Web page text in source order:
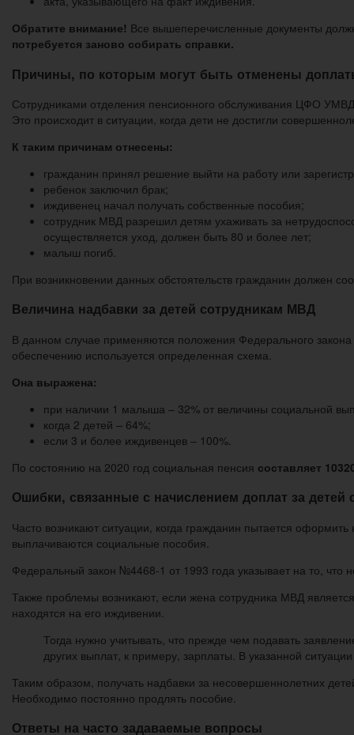
Обратите внимание! Все вышеперечисленные документы
потребуется заново собирать справки.
Причины, по которым могут быть отменены
Сотрудниками отделения пенсионного обслуживания ЦФО
Это происходит в ситуации, когда дети не достигли
К таким причинам отнесены:
гражданин принял решение выйти на работу или
ребенок заключил брак;
иждивенец начал получать собственные пособия;
сотрудник МВД разрешил детям ухаживать за
осуществляется уход, должен быть 80 и более лет;
малыш погиб.
При возникновении данных обстоятельств гражданин должен
Величина надбавки за детей сотрудникам МВД
В данном случае применяются положения Федерального
обеспечению используется определенная схема.
Она выражена:
при наличии 1 малыша – 32% от величины социальной
когда 2 детей – 64%;
если 3 и более иждивенцев – 100%.
По состоянию на 2020 год социальная пенсия составляет
Ошибки, связанные с начислением доплат за
Часто возникают ситуации, когда гражданин пытается
выплачиваются социальные пособия.
Федеральный закон №4468-1 от 1993 года указывает на то, что
Также проблемы возникают, если жена сотрудника МВД
находятся на его иждивении.
Тогда нужно учитывать, что прежде чем подавать
других выплат, к примеру, зарплаты. В указанной
Таким образом, получать надбавки за несовершеннолетних
Необходимо постоянно продлять пособие.
Ответы на часто задаваемые вопросы